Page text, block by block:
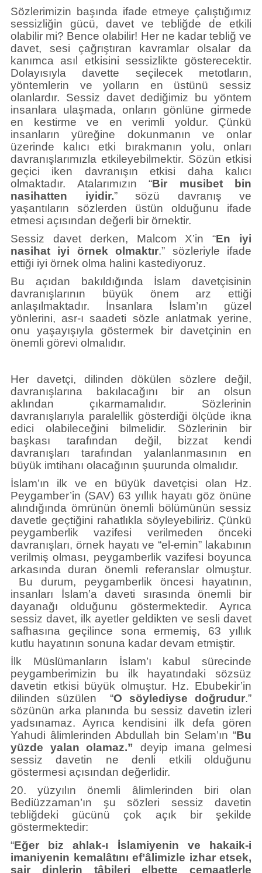
Sözlerimizin başında ifade etmeye çalıştığımız
sessizliğin gücü, davet ve tebliğde de etkili
olabilir mi? Bence olabilir! Her ne kadar tebliğ ve
davet, sesi çağrıştıran kavramlar olsalar da
kanımca asıl etkisini sessizlikte gösterecektir.
Dolayısıyla davette seçilecek metotların,
yöntemlerin ve yolların en üstünü sessiz
olanlardır. Sessiz davet dediğimiz bu yöntem
insanlara ulaşmada, onların gönlüne girmede
en kestirme ve en verimli yoldur. Çünkü
insanların yüreğine dokunmanın ve onlar
üzerinde kalıcı etki bırakmanın yolu, onları
davranışlarımızla etkileyebilmektir. Sözün etkisi
geçici iken davranışın etkisi daha kalıcı
olmaktadır. Atalarımızın “Bir musibet bin
nasihatten iyidir.” sözü davranış ve
yaşantıların sözlerden üstün olduğunu ifade
etmesi açısından değerli bir örnektir.
Sessiz davet derken, Malcom X’in “En iyi
nasihat iyi örnek olmaktır.” sözleriyle ifade
ettiği iyi örnek olma halini kastediyoruz.
Bu açıdan bakıldığında İslam davetçisinin
davranışlarının büyük önem arz ettiği
anlaşılmaktadır. İnsanlara İslam’ın güzel
yönlerini, asr-ı saadeti sözle anlatmak yerine,
onu yaşayışıyla göstermek bir davetçinin en
önemli görevi olmalıdır.
Her davetçi, dilinden dökülen sözlere değil,
davranışlarına bakılacağını bir an olsun
aklından çıkarmamalıdır. Sözlerinin
davranışlarıyla paralellik gösterdiği ölçüde ikna
edici olabileceğini bilmelidir. Sözlerinin bir
başkası tarafından değil, bizzat kendi
davranışları tarafından yalanlanmasının en
büyük imtihanı olacağının şuurunda olmalıdır.
İslam’ın ilk ve en büyük davetçisi olan Hz.
Peygamber’in (SAV) 63 yıllık hayatı göz önüne
alındığında ömrünün önemli bölümünün sessiz
davetle geçtiğini rahatlıkla söyleyebiliriz. Çünkü
peygamberlik vazifesi verilmeden önceki
davranışları, örnek hayatı ve “el-emin” lakabının
verilmiş olması, peygamberlik vazifesi boyunca
arkasında duran önemli referanslar olmuştur.
Bu durum, peygamberlik öncesi hayatının,
insanları İslam’a daveti sırasında önemli bir
dayanağı olduğunu göstermektedir. Ayrıca
sessiz davet, ilk ayetler geldikten ve sesli davet
safhasına geçilince sona ermemiş, 63 yıllık
kutlu hayatının sonuna kadar devam etmiştir.
İlk Müslümanların İslam’ı kabul sürecinde
peygamberimizin bu ilk hayatındaki sözsüz
davetin etkisi büyük olmuştur. Hz. Ebubekir’in
dilinden süzülen “O söylediyse doğrudur.”
sözünün arka planında bu sessiz davetin izleri
yadsınamaz. Ayrıca kendisini ilk defa gören
Yahudi âlimlerinden Abdullah bin Selam’ın “Bu
yüzde yalan olamaz.”
deyip imana gelmesi
sessiz davetin ne denli etkili olduğunu
göstermesi açısından değerlidir.
20. yüzyılın önemli âlimlerinden biri olan
Bediüzzaman’ın şu sözleri sessiz davetin
tebliğdeki gücünü çok açık bir şekilde
göstermektedir:
“Eğer biz ahlak-ı İslamiyenin ve hakaik-i
imaniyenin kemalâtını ef’âlimizle izhar etsek,
sair dinlerin tâbileri elbette cemaatlerle